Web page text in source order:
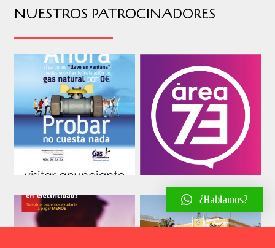
NUESTROS PATROCINADORES
¿Hablamos?